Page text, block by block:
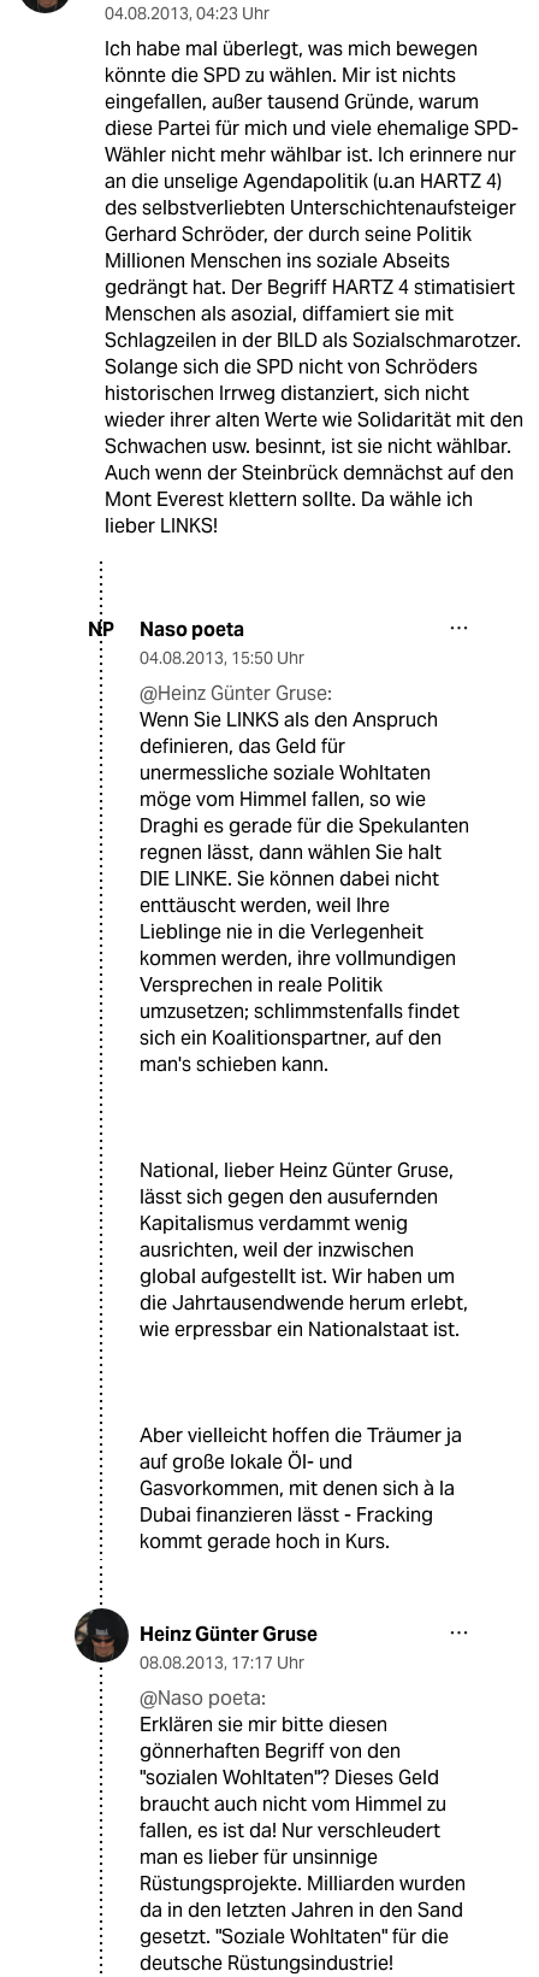
04.08.2013, 04:23 Uhr
Ich habe mal überlegt, was mich bewegen
könnte die SPD zu wählen. Mir ist nichts
eingefallen, außer tausend Gründe, warum
diese Partei für mich und viele ehemalige SPD-
Wähler nicht mehr wählbar ist. Ich erinnere nur
an die unselige Agendapolitik (u.an HARTZ 4)
des selbstverliebten Unterschichtenaufsteiger
Gerhard Schröder, der durch seine Politik
Millionen Menschen ins soziale Abseits
gedrängt hat. Der Begriff HARTZ 4 stimatisiert
Menschen als asozial, diffamiert sie mit
Schlagzeilen in der BILD als Sozialschmarotzer.
Solange sich die SPD nicht von Schröders
historischen Irrweg distanziert, sich nicht
wieder ihrer alten Werte wie Solidarität mit den
Schwachen usw. besinnt, ist sie nicht wählbar.
Auch wenn der Steinbrück demnächst auf den
Mont Everest klettern sollte. Da wähle ich
lieber LINKS!
NP Naso poeta
04.08.2013, 15:50 Uhr
@Heinz Günter Gruse:
Wenn Sie LINKS als den Anspruch
definieren, das Geld für
unermessliche soziale Wohltaten
möge vom Himmel fallen, so wie
Draghi es gerade für die Spekulanten
regnen lässt, dann wählen Sie halt
DIE LINKE. Sie können dabei nicht
enttäuscht werden, weil Ihre
Lieblinge nie in die Verlegenheit
kommen werden, ihre vollmundigen
Versprechen in reale Politik
umzusetzen; schlimmstenfalls findet
sich ein Koalitionspartner, auf den
man's schieben kann.
National, lieber Heinz Günter Gruse,
lässt sich gegen den ausufernden
Kapitalismus verdammt wenig
ausrichten, weil der inzwischen
global aufgestellt ist. Wir haben um
die Jahrtausendwende herum erlebt,
wie erpressbar ein Nationalstaat ist.
Aber vielleicht hoffen die Träumer ja
auf große lokale Öl- und
Gasvorkommen, mit denen sich à la
Dubai finanzieren lässt - Fracking
kommt gerade hoch in Kurs.
Heinz Günter Gruse
08.08.2013, 17:17 Uhr
@Naso poeta:
Erklären sie mir bitte diesen
gönnerhaften Begriff von den
"sozialen Wohltaten"? Dieses Geld
braucht auch nicht vom Himmel zu
fallen, es ist da! Nur verschleudert
man es lieber für unsinnige
Rüstungsprojekte. Milliarden wurden
da in den letzten Jahren in den Sand
gesetzt. "Soziale Wohltaten" für die
deutsche Rüstungsindustrie!